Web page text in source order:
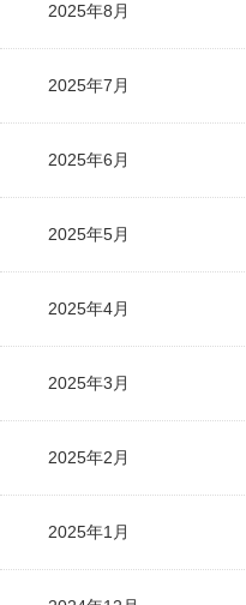
2025年8月
2025年7月
2025年6月
2025年5月
2025年4月
2025年3月
2025年2月
2025年1月